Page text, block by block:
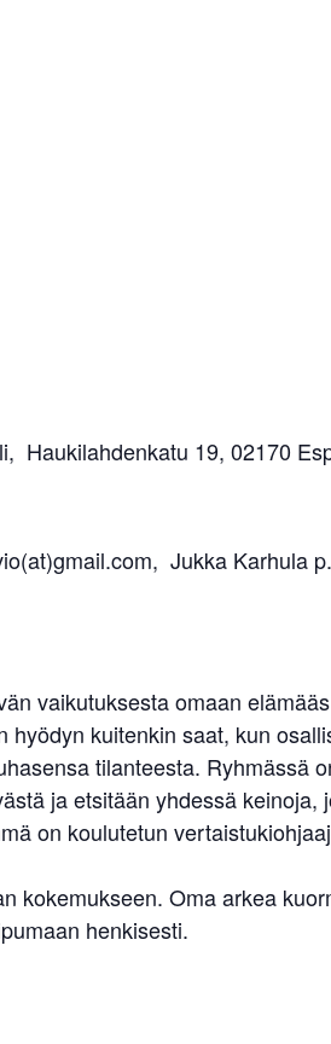
Haukilahdenkatu 19, 02170
Jukka Karhula
vaikutuksesta omaan
kuitenkin saat, kun
tilanteesta. Ryhmässä
ja etsitään yhdessä keinoja,
on koulutetun
kokemukseen. Oma arkea
henkisesti.